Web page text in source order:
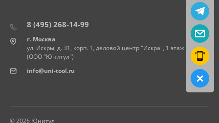
8 (495) 268-14-99
г. Москва
ул. Искры, д. 31, корп. 1, деловой центр "Искра", 1 этаж
(ООО "Юнитул")
info@uni-tool.ru
© 2026 Юнитул